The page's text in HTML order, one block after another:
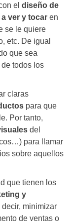
el diseño de
ver y tocar en
se le quiere
etc. De igual
que sea
todos los
claras
para que
Por tanto,
del
para llamar
sobre aquellos
que tienen los
y
minimizar
de ventas o